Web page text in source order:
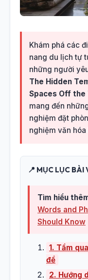
Khám phá các
nang du lịch tự
những người
The Hidden
Spaces Off
mang đến
nghiệm đặt
nghiệm văn
📍 MỤC LỤC BÀI
Tìm hiểu
Words and
Should Know
1. Tầm
đề
2. Hướng